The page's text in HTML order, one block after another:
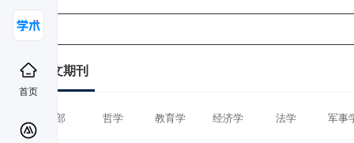
首页
中文期刊
全部 哲学 教育学 经济学 法学 军事